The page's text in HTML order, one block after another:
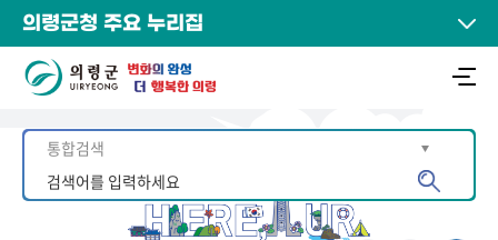
의령군청 주요 누리집